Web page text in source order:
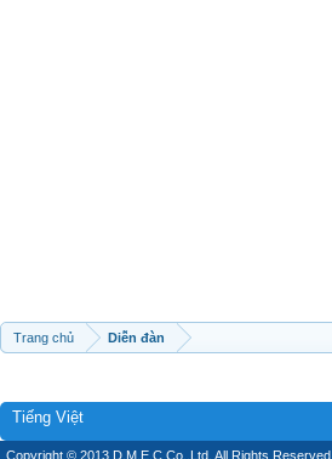
Trang chủ Diễn đàn
Tiếng Việt
Copyright © 2013 D.M.E.C Co.,Ltd, All Rights Reserved.